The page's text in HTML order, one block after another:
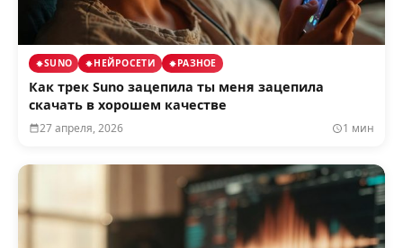
SUNO НЕЙРОСЕТИ РАЗНОЕ
Как трек Suno зацепила ты меня зацепила
скачать в хорошем качестве
27 апреля, 2026 1 мин